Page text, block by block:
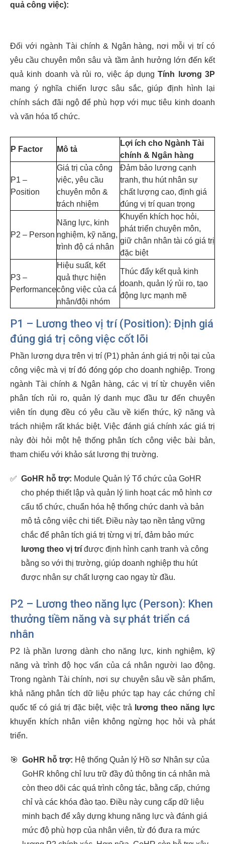
quả công việc):
Đối với ngành Tài chính & Ngân hàng, nơi mỗi vị trí có
yêu cầu chuyên môn sâu và tầm ảnh hưởng lớn đến kết
quả kinh doanh và rủi ro, việc áp dụngTính lương 3P
mang ý nghĩa chiến lược sâu sắc, giúp định hình lại
chính sách đãi ngộ để phù hợp với mục tiêu kinh doanh
và văn hóa tổ chức.
P Factor Mô tả
Lợi ích cho Ngành Tài
chính & Ngân hàng
P1 –
Position
Giá trị của công
việc, yêu cầu
chuyên môn &
trách nhiệm
Đảm bảo lương cạnh
tranh, thu hút nhân sự
chất lượng cao, định giá
đúng vị trí quan trọng
P2 – Person
Năng lực, kinh
nghiệm, kỹ năng,
trình độ cá nhân
Khuyến khích học hỏi,
phát triển chuyên môn,
giữ chân nhân tài có giá trị
đặc biệt
P3 –
Performance
Hiệu suất, kết
quả thực hiện
công việc của cá
nhân/đội nhóm
Thúc đẩy kết quả kinh
doanh, quản lý rủi ro, tạo
động lực mạnh mẽ
P1 – Lương theo vị trí (Position): Định giá
đúng giá trị công việc cốt lõi
Phần lương dựa trên vị trí (P1) phản ánh giá trị nội tại của
công việc mà vị trí đó đóng góp cho doanh nghiệp. Trong
ngành Tài chính & Ngân hàng, các vị trí từ chuyên viên
phân tích rủi ro, quản lý danh mục đầu tư đến chuyên
viên tín dụng đều có yêu cầu về kiến thức, kỹ năng và
trách nhiệm rất khác biệt. Việc đánh giá chính xác giá trị
này đòi hỏi một hệ thống phân tích công việc bài bản,
tham chiếu với khảo sát lương thị trường.
✅ GoHR hỗ trợ: Module Quản lý Tổ chức của GoHR
cho phép thiết lập và quản lý linh hoạt các mô hình cơ
cấu tổ chức, chuẩn hóa hệ thống chức danh và bản
mô tả công việc chi tiết. Điều này tạo nền tảng vững
chắc để phân tích giá trị từng vị trí, đảm bảo mức
lương theo vị trí được định hình cạnh tranh và công
bằng so với thị trường, giúp doanh nghiệp thu hút
được nhân sự chất lượng cao ngay từ đầu.
P2 – Lương theo năng lực (Person): Khen
thưởng tiềm năng và sự phát triển cá
nhân
P2 là phần lương dành cho năng lực, kinh nghiệm, kỹ
năng và trình độ học vấn của cá nhân người lao động.
Trong ngành Tài chính, nơi sự chuyên sâu về sản phẩm,
khả năng phân tích dữ liệu phức tạp hay các chứng chỉ
quốc tế có giá trị đặc biệt, việc trả
lương theo năng lực
khuyến khích nhân viên không ngừng học hỏi và phát
triển.
🎯 GoHR hỗ trợ: Hệ thống Quản lý Hồ sơ Nhân sự của
GoHR không chỉ lưu trữ đầy đủ thông tin cá nhân mà
còn theo dõi các quá trình công tác, bằng cấp, chứng
chỉ và các khóa đào tạo. Điều này cung cấp dữ liệu
minh bạch để xây dựng khung năng lực và đánh giá
mức độ phù hợp của nhân viên, từ đó đưa ra mức